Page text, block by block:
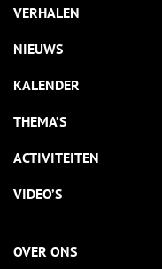
VERHALEN
NIEUWS
KALENDER
THEMA’S
ACTIVITEITEN
VIDEO’S
OVER ONS